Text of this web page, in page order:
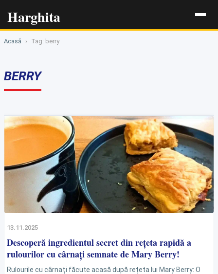
Harghita
Acasă › Tag: berry
BERRY
13.11.2025
Descoperă ingredientul secret din rețeta rapidă a
rulourilor cu cârnați semnate de Mary Berry!
Rulourile cu cârnaţi făcute acasă după rețeta lui Mary Berry: O